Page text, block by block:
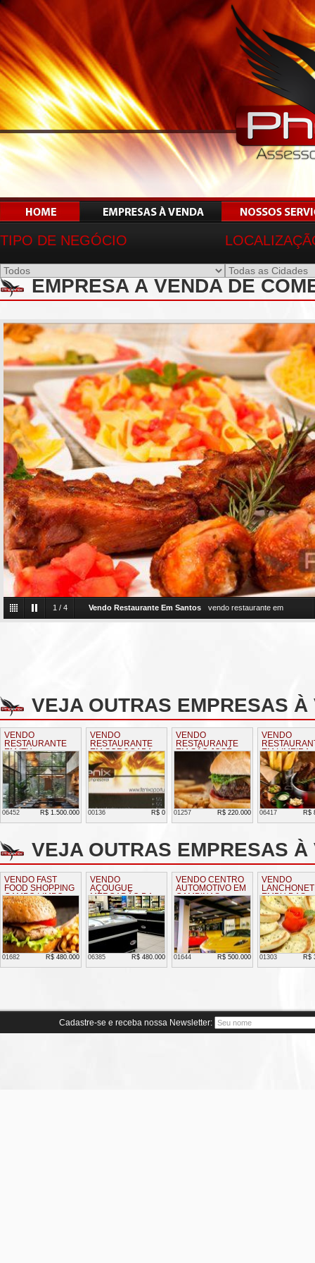
TIPO DE NEGÓCIO
EMPRESA À VENDA DE
SP - REF 00843
1 / 4 Vendo Restaurante Em Santos vendo restaurante em
VEJA OUTRAS EMPRESAS
VENDO
RESTAURANTE
EM ITU
06452 R$ 1.500.000
VENDO
RESTAURANTE
EM SOROCABA
00136 R$ 0
VENDO
RESTAURANTE
EM SÃO JOSÉ
DOS CAMPOS SP
01257 R$ 220.000
VENDO
EM LIMEIRA
06417 R$
VEJA OUTRAS EMPRESAS
VENDO FAST
FOOD SHOPPING
CAMPO LIMPO
01682 R$ 480.000
VENDO
AÇOUGUE
MERCADÃO DA
LAPA EM SÃO
PAULO
06385 R$ 480.000
VENDO CENTRO
AUTOMOTIVO EM
CAMPINAS
01644 R$ 500.000
VENDO
EMBU DAS
ARTES
01303 R$
Cadastre-se e receba nossa Newsletter: